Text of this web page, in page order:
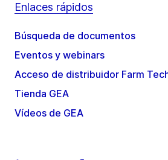
Enlaces rápidos
Búsqueda de documentos
Eventos y webinars
Acceso de distribuidor Farm
Tienda GEA
Vídeos de GEA